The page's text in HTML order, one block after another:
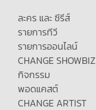
ละคร และ ซีรีส์
รายการทีวี
รายการออนไลน์
CHANGE SHOWBIZ
กิจกรรม
พอดแคสต์
CHANGE ARTIST